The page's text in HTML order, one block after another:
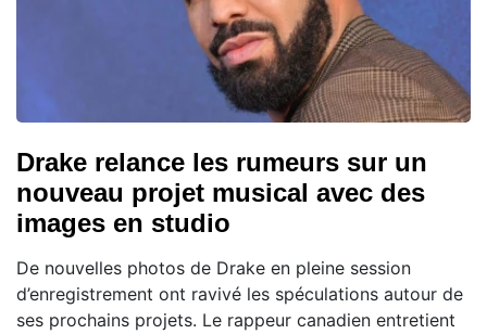
Drake relance les rumeurs sur un
nouveau projet musical avec des
images en studio
De nouvelles photos de Drake en pleine session
d’enregistrement ont ravivé les spéculations autour de
ses prochains projets. Le rappeur canadien entretient